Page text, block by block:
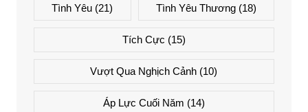
Tình Yêu (21) Tình Yêu Thương(18)
Tích Cực (15)
Vượt Qua Nghịch Cảnh (10)
Áp Lực Cuối Năm (14)